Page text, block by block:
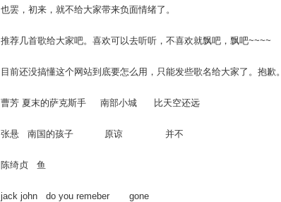
也罢，初来，就不给大家带来负面情绪了。
推荐几首歌给大家吧。喜欢可以去听听，不喜欢就飘吧，飘吧~~~~
目前还没搞懂这个网站到底要怎么用，只能发些歌名给大家了。抱歉。
曹芳 夏末的萨克斯手 南部小城 比天空还远
张悬 南国的孩子 原谅 并不
陈绮贞 鱼
jack john do you remeber gone